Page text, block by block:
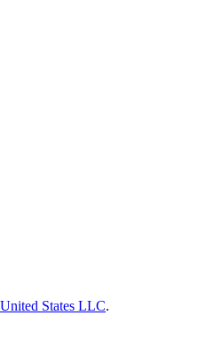
States LLC.